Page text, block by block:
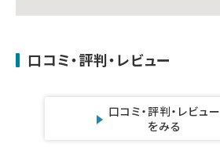
口コミ・評判・レビュー
口コミ・評判・レビュー
をみる